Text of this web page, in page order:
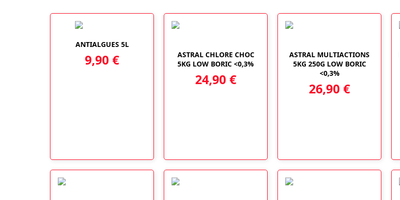
ANTIALGUES 5L
9,90 €
ASTRAL CHLORE CHOC
5KG LOW BORIC <0,3%
24,90 €
ASTRAL MULTIACTIONS
5KG 250G LOW BORIC
<0,3%
26,90 €